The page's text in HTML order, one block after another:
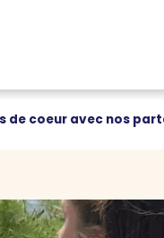
de coeur avec nos